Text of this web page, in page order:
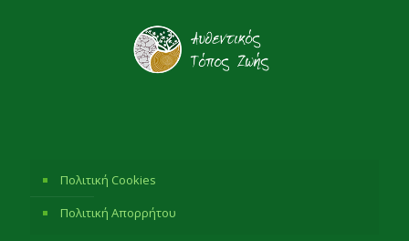
Πολιτική Cookies
Πολιτική Απορρήτου